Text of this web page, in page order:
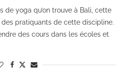
de yoga qu’on trouve à Bali, cette
pratiquants de cette discipline.
des cours dans les écoles et